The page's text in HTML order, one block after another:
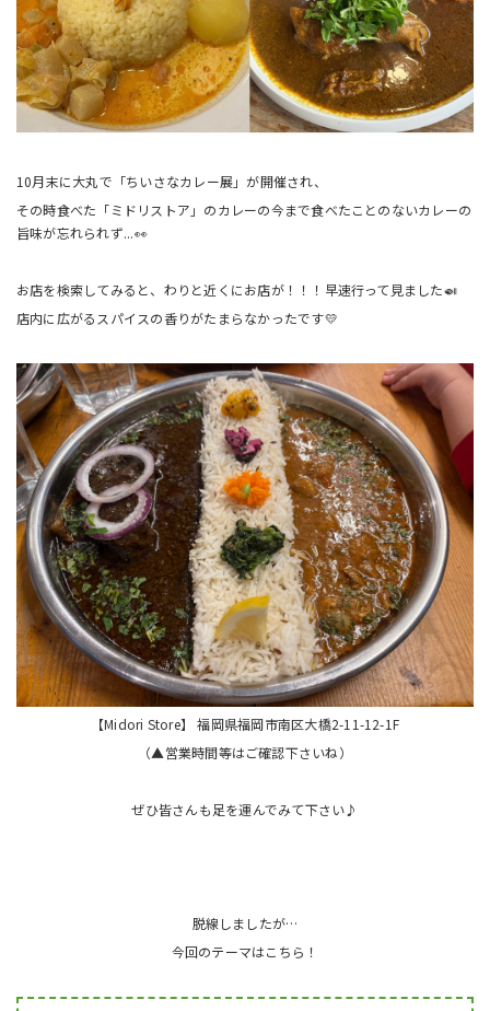
10月末に大丸で「ちいさなカレー展」が開催され、
その時食べた「ミドリストア」のカレーの今まで食べたことのないカレーの
旨味が忘れられず...👀
お店を検索してみると、わりと近くにお店が！！！早速行って見ました🍛
店内に広がるスパイスの香りがたまらなかったです💛
【Midori Store】 福岡県福岡市南区大橋2-11-12-1F
（▲営業時間等はご確認下さいね）
ぜひ皆さんも足を運んでみて下さい♪
脱線しましたが…
今回のテーマはこちら！